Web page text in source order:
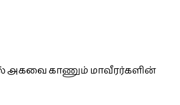
அகவை காணும் மாவீரர்களின்